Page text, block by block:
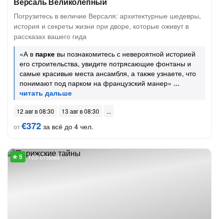
Погрузитесь в величие Версаля: архитектурные шедевры,
история и секреты жизни при дворе, которые оживут в
рассказах вашего гида
«А в парке вы познакомитесь с невероятной историей
его строительства, увидите потрясающие фонтаны и
самые красивые места ансамбля, а также узнаете, что
понимают под парком на французский манер»
12 авг в 08:30
13 авг в 08:30
от€372 за всё до 4 чел.
103 отзыва